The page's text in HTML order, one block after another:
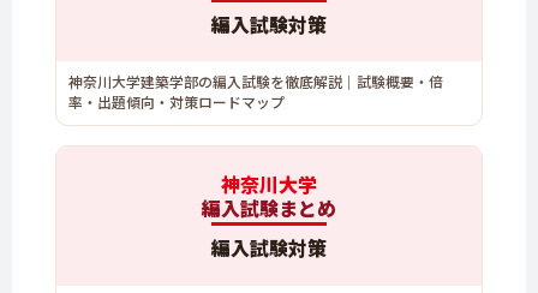
編入試験対策
神奈川大学建築学部の編入試験を徹底解説｜試験概要・倍
率・出題傾向・対策ロードマップ
神奈川大学
編入試験まとめ
編入試験対策